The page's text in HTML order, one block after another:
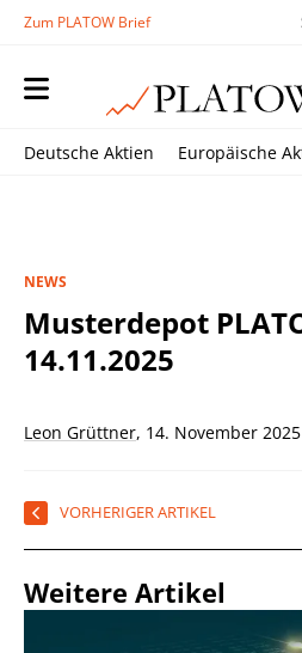
Zum PLATOW Brief
Deutsche Aktien Europäische
NEWS
Musterdepot
14.11.2025
Leon Grüttner, 14. November 2025
VORHERIGER ARTIKEL
Weitere Artikel